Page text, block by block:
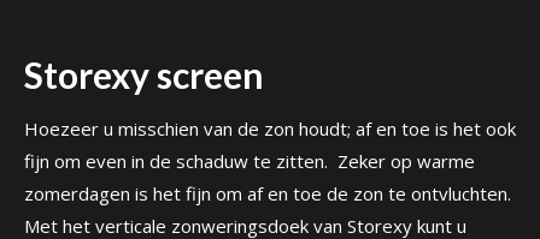
Storexy screen
Hoezeer u misschien van de zon houdt; af en toe is het ook
fijn om even in de schaduw te zitten. Zeker op warme
zomerdagen is het fijn om af en toe de zon te ontvluchten.
Met het verticale zonweringsdoek van Storexy kunt u